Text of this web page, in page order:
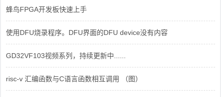
蜂鸟FPGA开发板快速上手
使用DFU烧录程序。DFU界面的DFU device没有内容
GD32VF103视频系列，持续更新中......
risc-v 汇编函数与C语言函数相互调用 （图）